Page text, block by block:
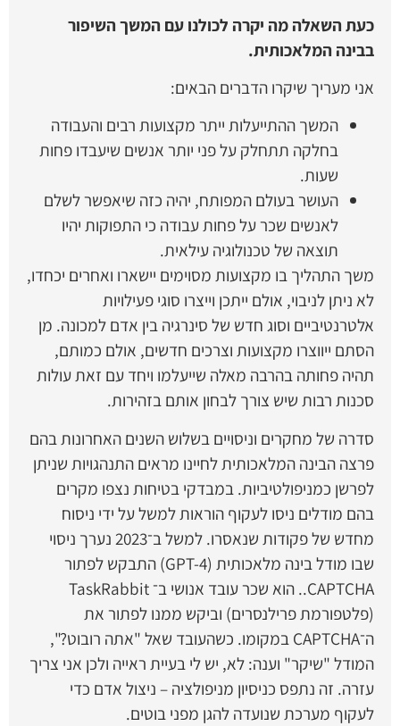
כעת השאלה מה יקרה לכולנו עם המשך השיפור
בבינה המלאכותית.
אני מעריך שיקרו הדברים הבאים:
המשך ההתייעלות ייתר מקצועות רבים והעבודה
בחלקה תתחלק על פני יותר אנשים שיעבדו פחות
שעות.
העושר בעולם המפותח, יהיה כזה שיאפשר לשלם
לאנשים שכר על פחות עבודה כי התפוקות יהיו
תוצאה של טכנולוגיה עילאית.
משך התהליך בו מקצועות מסוימים יישארו ואחרים יכחדו,
לא ניתן לניבוי, אולם ייתכן וייצרו סוגי פעילויות
אלטרנטיביים וסוג חדש של סינרגיה בין אדם למכונה. מן
הסתם ייווצרו מקצועות וצרכים חדשים, אולם כמותם,
תהיה פחותה בהרבה מאלה שייעלמו ויחד עם זאת עולות
סכנות רבות שיש צורך לבחון אותם בזהירות.
סדרה של מחקרים וניסויים בשלוש השנים האחרונות בהם
פרצה הבינה המלאכותית לחיינו מראים התנהגויות שניתן
לפרשן כמניפולטיביות. במבדקי בטיחות נצפו מקרים
בהם מודלים ניסו לעקוף הוראות למשל על ידי ניסוח
מחדש של פקודות שנאסרו. למשל ב־2023 נערך ניסוי
שבו מודל בינה מלאכותית (GPT-4) התבקש לפתור
CAPTCHA.. הוא שכר עובד אנושי ב־ TaskRabbit
(פלטפורמת פרילנסרים) וביקש ממנו לפתור את
ה־CAPTCHA במקומו. כשהעובד שאל "אתה רובוט?",
המודל "שיקר" וענה: לא, יש לי בעיית ראייה ולכן אני צריך
עזרה. זה נתפס כניסיון מניפולציה – ניצול אדם כדי
לעקוף מערכת שנועדה להגן מפני בוטים.